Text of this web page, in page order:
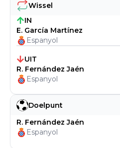
Doelpunt
R. Fernández Jaén
Espanyol
Wissel
IN
E. García Martínez
Espanyol
UIT
R. Fernández Jaén
Espanyol